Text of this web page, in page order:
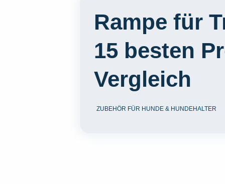
Rampe für
15 besten
Vergleich
ZUBEHÖR FÜR HUNDE & HUNDEHALTER